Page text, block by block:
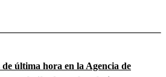
última hora en la Agencia de